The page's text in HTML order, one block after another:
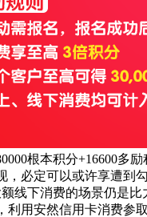
根本积分+16600多励
，必定可以或许享遭到
线下消费的场景仍是比
利用安然信用卡消费参